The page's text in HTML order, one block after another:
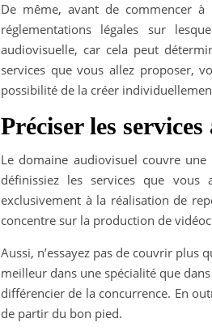
De même, avant de commencer
réglementations légales sur
audiovisuelle, car cela peut
services que vous allez proposer,
possibilité de la créer
Préciser les
Le domaine audiovisuel couvre
définissiez les services que
exclusivement à la réalisation de
concentre sur la production de
Aussi, n’essayez pas de couvrir
meilleur dans une spécialité que
différencier de la concurrence. En
de partir du bon pied.